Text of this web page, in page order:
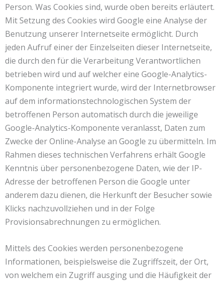
Person. Was Cookies sind, wurde oben bereits erläutert.
Mit Setzung des Cookies wird Google eine Analyse der
Benutzung unserer Internetseite ermöglicht. Durch
jeden Aufruf einer der Einzelseiten dieser Internetseite,
die durch den für die Verarbeitung Verantwortlichen
betrieben wird und auf welcher eine Google-Analytics-
Komponente integriert wurde, wird der Internetbrowser
auf dem informationstechnologischen System der
betroffenen Person automatisch durch die jeweilige
Google-Analytics-Komponente veranlasst, Daten zum
Zwecke der Online-Analyse an Google zu übermitteln. Im
Rahmen dieses technischen Verfahrens erhält Google
Kenntnis über personenbezogene Daten, wie der IP-
Adresse der betroffenen Person die Google unter
anderem dazu dienen, die Herkunft der Besucher sowie
Klicks nachzuvollziehen und in der Folge
Provisionsabrechnungen zu ermöglichen.
Mittels des Cookies werden personenbezogene
Informationen, beispielsweise die Zugriffszeit, der Ort,
von welchem ein Zugriff ausging und die Häufigkeit der